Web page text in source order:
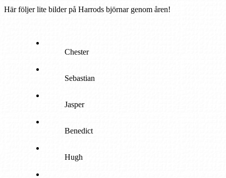
Här följer lite bilder på Harrods björnar genom åren!
Chester
Sebastian
Jasper
Benedict
Hugh